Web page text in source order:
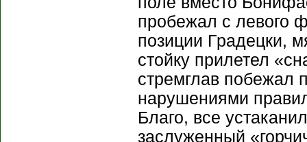
пробежал с левого
позиции Градецки,
стойку прилетел
стремглав побежал
нарушениями
Благо, все
заслуженный